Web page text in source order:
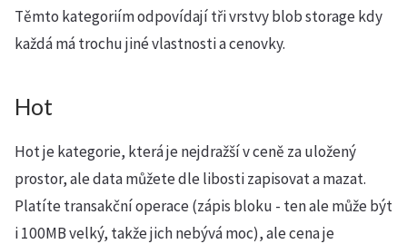
Těmto kategoriím odpovídají tři vrstvy blob storage kdy
každá má trochu jiné vlastnosti a cenovky.
Hot
Hot je kategorie, která je nejdražší v ceně za uložený
prostor, ale data můžete dle libosti zapisovat a mazat.
Platíte transakční operace (zápis bloku - ten ale může být
i 100MB velký, takže jich nebývá moc), ale cena je